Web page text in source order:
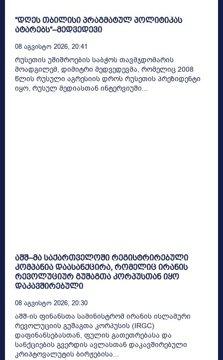
“დღეს თბილისი პრაგმატულ პოლიტიკას
ატარებს“–მედვედევი
08 Აგვისტო 2026, 20:41
რუსეთის უშიშროების საბჭოს თავმჯდომარის
მოადგილემ, დიმიტრი მედვედევმა, რომელიც 2008
წლის რუსული აგრესიის დროს რუსეთის პრეზიდენტი
იყო, რუსულ მედიასთან ინტერვიუში...
აშშ–მა საქართველოში რეგისტრირებული
კომპანია დაასანქცირა, რომელიც ირანის
რევოლუციურ გუშაგთა კორპუსთან იყო
დაკავშირებული
08 Აგვისტო 2026, 20:30
აშშ-ის ფინანსთა სამინისტრომ ირანის ისლამური
რევოლუციის გუშაგთა კორპუსის (IRGC)
დაფინანსებასთან, ფულის გათეთრებასა და
სანქციების გვერდის ავლასთან დაკავშირებული
კრიპტოვალუტის ბირჟებისა...